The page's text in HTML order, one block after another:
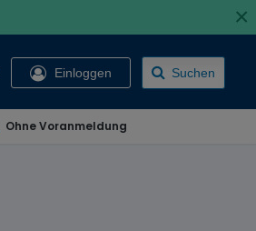
×
Einloggen Suchen
Ohne Voranmeldung